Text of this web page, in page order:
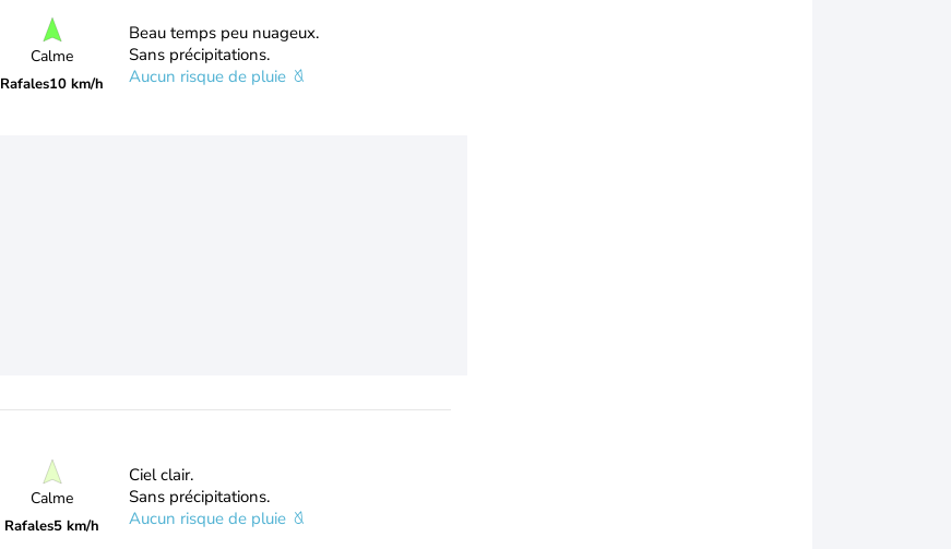
Calme
Rafales10 km/h
Beau temps peu nuageux.
Sans précipitations.
Aucun risque de pluie
Calme
Rafales5 km/h
Ciel clair.
Sans précipitations.
Aucun risque de pluie